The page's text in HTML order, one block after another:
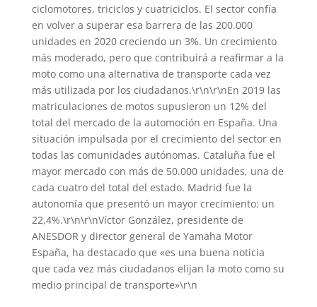
ciclomotores, triciclos y cuatriciclos. El sector confía
en volver a superar esa barrera de las 200.000
unidades en 2020 creciendo un 3%. Un crecimiento
más moderado, pero que contribuirá a reafirmar a la
moto como una alternativa de transporte cada vez
más utilizada por los ciudadanos.\r\n\r\nEn 2019 las
matriculaciones de motos supusieron un 12% del
total del mercado de la automoción en España. Una
situación impulsada por el crecimiento del sector en
todas las comunidades autónomas. Cataluña fue el
mayor mercado con más de 50.000 unidades, una de
cada cuatro del total del estado. Madrid fue la
autonomía que presentó un mayor crecimiento: un
22,4%.\r\n\r\nVíctor González, presidente de
ANESDOR y director general de Yamaha Motor
España, ha destacado que «es una buena noticia
que cada vez más ciudadanos elijan la moto como su
medio principal de transporte»\r\n